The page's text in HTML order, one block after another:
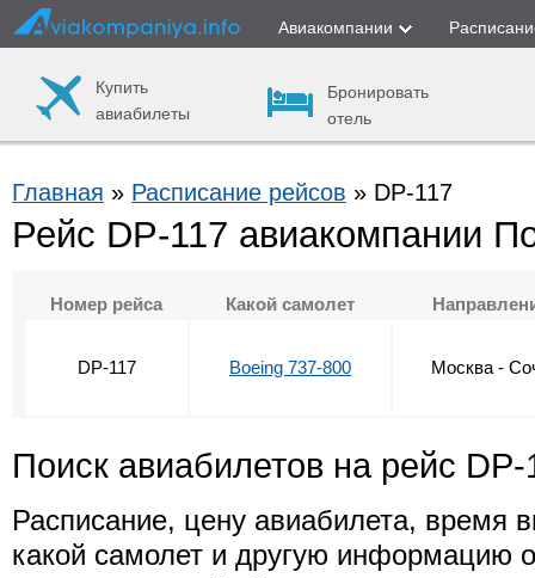
Авиакомпании
Купить
авиабилеты
Бронировать
отель
Главная » Расписание рейсов » DP-117
Рейс DP-117 авиакомпании
Номер рейса Какой самолет
DP-117 Boeing 737-800 Москва -
Поиск авиабилетов на рейс DP-
Расписание, цену авиабилета, время
какой самолет и другую информацию